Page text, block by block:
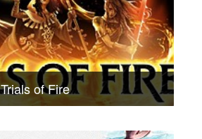
Trials of Fire